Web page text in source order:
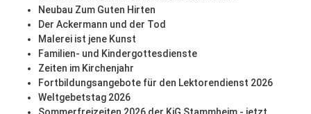
Neubau Zum Guten Hirten
Der Ackermann und der Tod
Malerei ist jene Kunst
Familien- und Kindergottesdienste
Zeiten im Kirchenjahr
Fortbildungsangebote für den Lektorendienst 2026
Weltgebetstag 2026